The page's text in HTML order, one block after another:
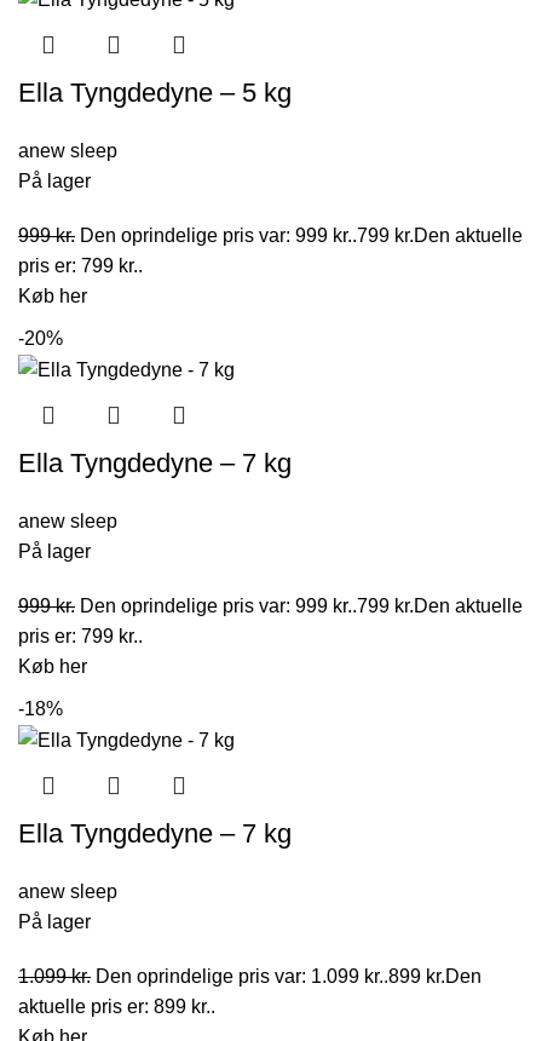
Ella Tyngdedyne – 5 kg
anew sleep
På lager
999kr. Den oprindelige pris var: 999 kr..799 kr.Den aktuelle
pris er: 799 kr..
Køb her
-20%
Ella Tyngdedyne – 7 kg
anew sleep
På lager
999kr. Den oprindelige pris var: 999 kr..799 kr.Den aktuelle
pris er: 799 kr..
Køb her
-18%
Ella Tyngdedyne – 7 kg
anew sleep
På lager
1.099kr. Den oprindelige pris var: 1.099 kr..899 kr.Den
aktuelle pris er: 899 kr..